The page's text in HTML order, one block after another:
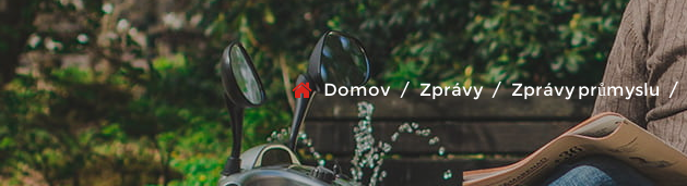
Domov / Zprávy / Zprávy průmyslu /